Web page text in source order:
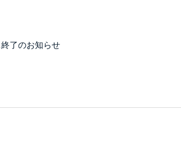
了のお知らせ